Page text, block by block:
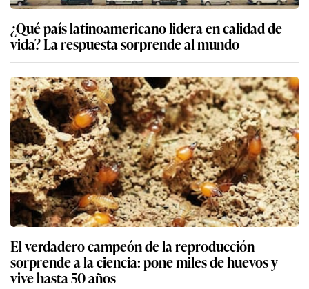
¿Qué país latinoamericano lidera en calidad de
vida? La respuesta sorprende al mundo
El verdadero campeón de la reproducción
sorprende a la ciencia: pone miles de huevos y
vive hasta 50 años